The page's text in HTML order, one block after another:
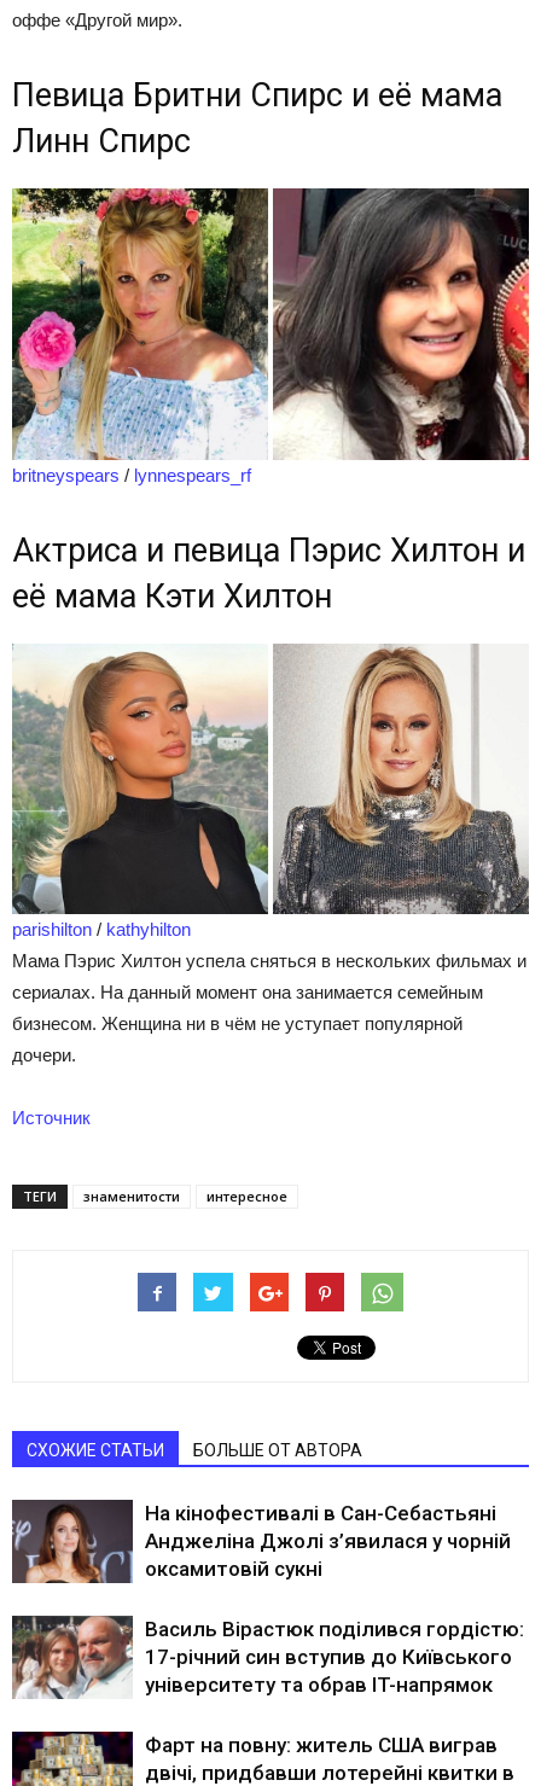
оффе «Другой мир».
Певица Бритни Спирс и её мама
Линн Спирс
britneyspears / lynnespears_rf
Актриса и певица Пэрис Хилтон и
её мама Кэти Хилтон
parishilton / kathyhilton
Мама Пэрис Хилтон успела сняться в нескольких фильмах и
сериалах. На данный момент она занимается семейным
бизнесом. Женщина ни в чём не уступает популярной
дочери.
Источник
ТЕГИ знаменитости интересное
СХОЖИЕ СТАТЬИ БОЛЬШЕ ОТ АВТОРА
На кінофестивалі в Сан-Себастьяні
Анджеліна Джолі з’явилася у чорній
оксамитовій сукні
Василь Вірастюк поділився гордістю:
17-річний син вступив до Київського
університету та обрав IT-напрямок
Фарт на повну: житель США виграв
двічі, придбавши лотерейні квитки в